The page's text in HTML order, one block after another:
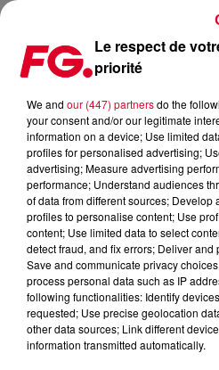
LES BONS PLANS TV DU MERCREDI 10 AVRIL
Publié : 10 avril 2019 à 16h49
Les bons plans TV,
sélectionnés par
Le respect de
priorité
We and our (447) partnersdo the
your consent and/or our legitimate
information on a device; Use limited
profiles for personalised advertising;
advertising; Measure advertising
performance; Understand audiences
of data from different sources; Develop
profiles to personalise content; Use
content; Use limited data to select
detect fraud, and fix errors; Deliver
Save and communicate privacy
process personal data such as IP
following functionalities: Identify
requested; Use precise geolocation
other data sources; Link different
information transmitted automatically.